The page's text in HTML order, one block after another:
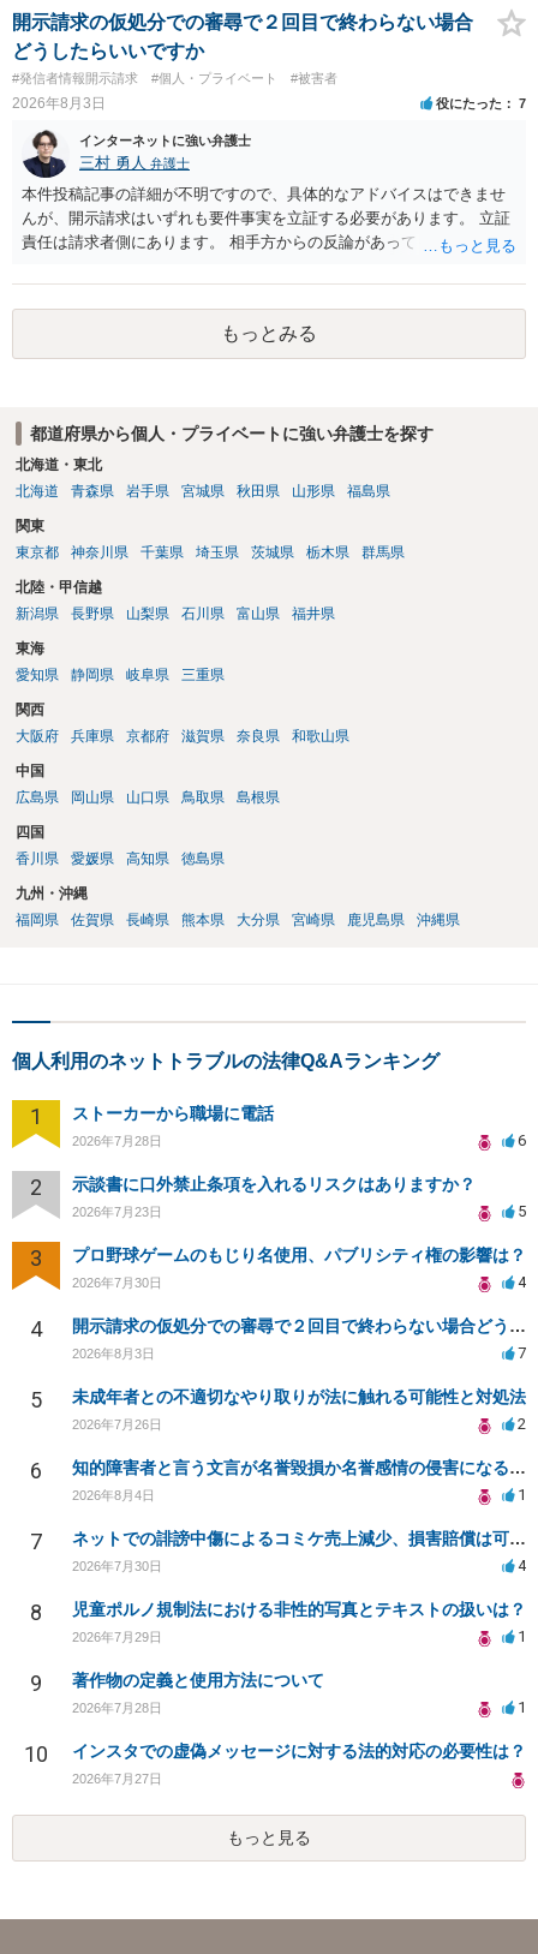
開示請求の仮処分での審尋で２回目で終わらない場合
どうしたらいいですか
#発信者情報開示請求 #個人・プライベート #被害者
2026年8月3日 役にたった 7
インターネットに強い弁護士
三村 勇人 弁護士
本件投稿記事の詳細が不明ですので、具体的なアドバイスはできませ
んが、開示請求はいずれも要件事実を立証する必要があります。 立証
責任は請求者側にあります。 相手方からの反論があっても、裁判官が
方が口頭で反論したのは、仮処分は迅速性が要求されるためです。 書
面での反論となれば、より遅延する可能性がございます。 また、本件
はXのため、APのIPアドレスの保存期間の問題もございます。 開示請
求は法律知識が不可欠ですが、それだけでは足りず、実務を踏まえた
もっとみる
都道府県から個人・プライベートに強い弁護士を探す
北海道・東北
北海道
青森県 岩手県 宮城県 秋田県 山形県 福島県
関東
東京都
神奈川県 千葉県 埼玉県 茨城県 栃木県 群馬県
北陸・甲信越
新潟県
長野県 山梨県 石川県 富山県 福井県
東海
愛知県
静岡県 岐阜県 三重県
関西
大阪府
兵庫県 京都府 滋賀県 奈良県 和歌山県
中国
広島県
岡山県 山口県 鳥取県 島根県
四国
香川県
愛媛県 高知県 徳島県
九州・沖縄
福岡県
佐賀県 長崎県 熊本県 大分県 宮崎県 鹿児島県 沖縄県
個人利用のネットトラブルの法律Q&Aランキング
1 ストーカーから職場に電話
2026年7月28日 6
2 示談書に口外禁止条項を入れるリスクはありますか？
2026年7月23日 5
3 プロ野球ゲームのもじり名使用、パブリシティ権の影響は？
2026年7月30日 4
4 開示請求の仮処分での審尋で２回目で終わらない場合どうしたらいいですか
2026年8月3日 7
5 未成年者との不適切なやり取りが法に触れる可能性と対処法
2026年7月26日 2
6 知的障害者と言う文言が名誉毀損か名誉感情の侵害になるか教えてほしい。
2026年8月4日 1
7 ネットでの誹謗中傷によるコミケ売上減少、損害賠償は可能か？
2026年7月30日 4
8 児童ポルノ規制法における非性的写真とテキストの扱いは？
2026年7月29日 1
9 著作物の定義と使用方法について
2026年7月28日 1
10 インスタでの虚偽メッセージに対する法的対応の必要性は？
2026年7月27日
もっと見る